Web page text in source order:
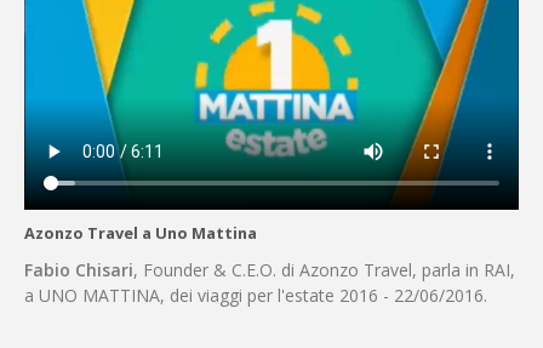
Azonzo Travel a Uno Mattina
Fabio Chisari, Founder & C.E.O. di Azonzo Travel, parla in RAI,
a UNO MATTINA, dei viaggi per l'estate 2016 - 22/06/2016.